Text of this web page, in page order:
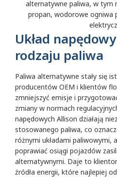
alternatywne paliwa, w tym
propan, wodorowe ogniwa
Układ
rodzaju paliwa
Paliwa alternatywne stały się
producentów OEM i klientów
zmniejszyć emisje i
zmiany w normach
napędowych Allison działają
stosowanego paliwa, co
różnymi układami paliwowymi,
poprawiać osiągi pojazdów
alternatywnymi. Daje to
źródła energii, które najlepiej